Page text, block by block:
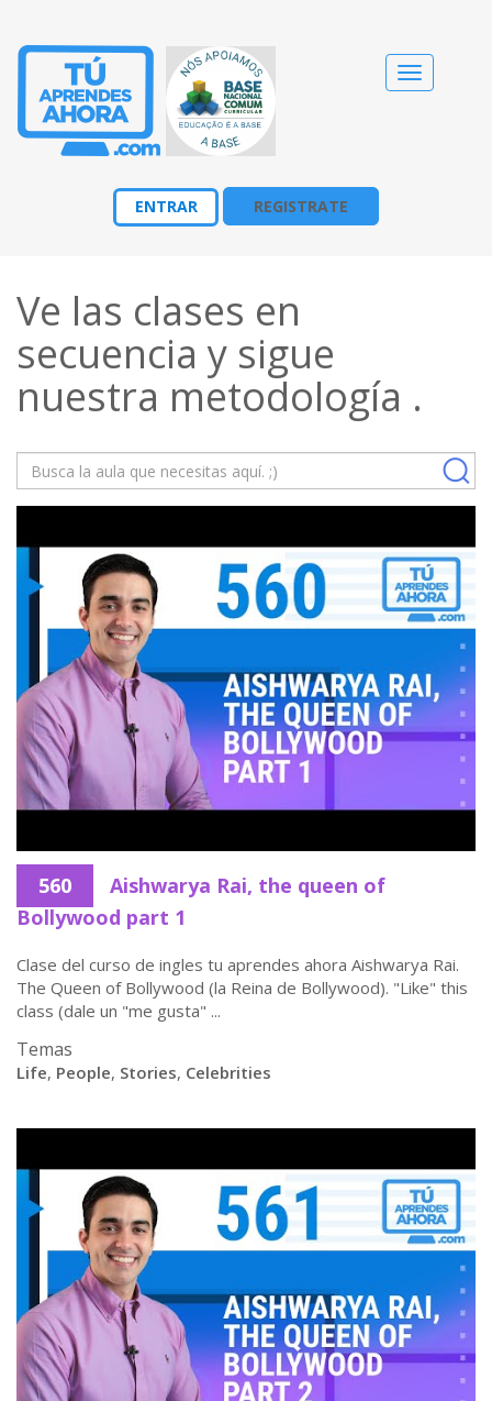
Cambiar
navegación
ENTRAR REGISTRATE
Ve las clases en
secuencia y sigue
nuestra metodología .
560
Aishwarya Rai, the queen of
Bollywood part 1
Clase del curso de ingles tu aprendes ahora Aishwarya Rai.
The Queen of Bollywood (la Reina de Bollywood). "Like" this
class (dale un "me gusta" ...
Temas
Life, People, Stories, Celebrities